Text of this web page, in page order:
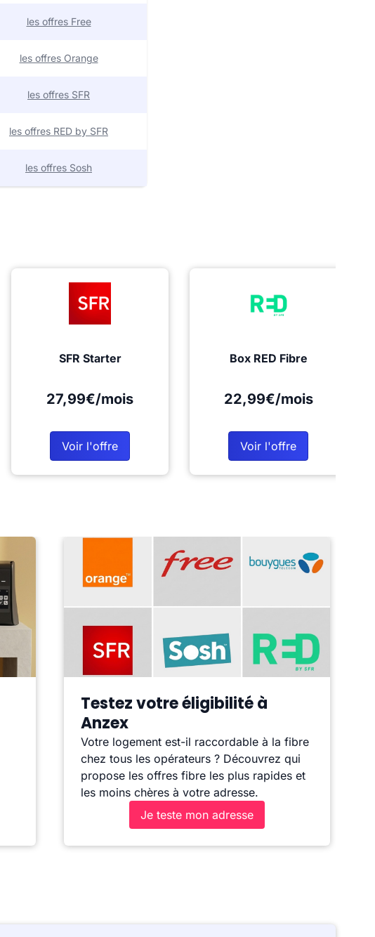
les offres Free
les offres Orange
les offres SFR
les offres RED by SFR
les offres Sosh
SFR Starter
27,99€/mois
Voir l'offre
Box RED Fibre
22,99€/mois
Voir l'offre
Testez votre éligibilité à
Anzex
Votre logement est-il raccordable à la fibre
chez tous les opérateurs ? Découvrez qui
propose les offres fibre les plus rapides et
les moins chères à votre adresse.
Je teste mon adresse